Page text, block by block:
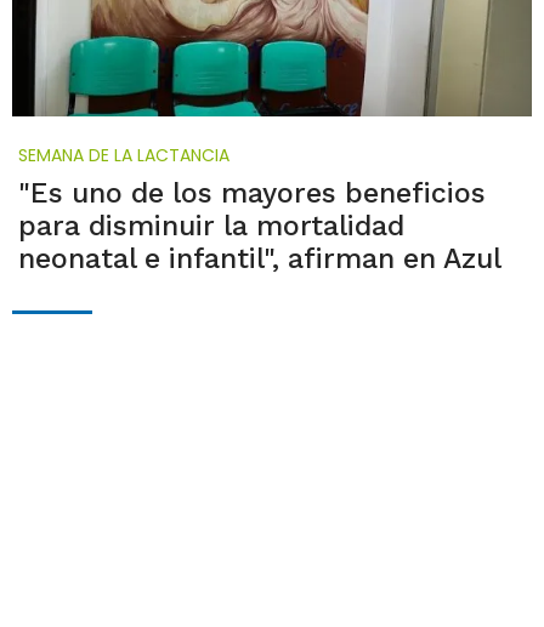
SEMANA DE LA LACTANCIA
"Es uno de los mayores beneficios
para disminuir la mortalidad
neonatal e infantil", afirman en Azul